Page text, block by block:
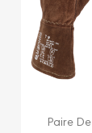

Paire